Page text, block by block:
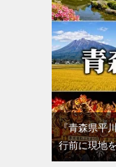
『青森県平
行前に現地